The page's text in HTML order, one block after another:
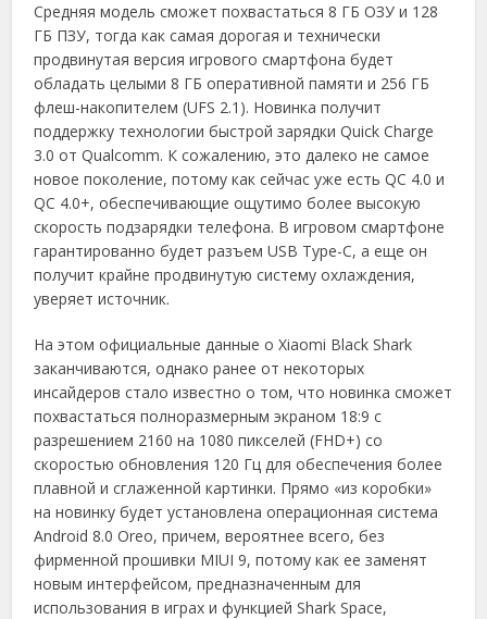
Средняя модель сможет похвастаться 8 ГБ ОЗУ и 128
ГБ ПЗУ, тогда как самая дорогая и технически
продвинутая версия игрового смартфона будет
обладать целыми 8 ГБ оперативной памяти и 256 ГБ
флеш-накопителем (UFS 2.1). Новинка получит
поддержку технологии быстрой зарядки Quick Charge
3.0 от Qualcomm. К сожалению, это далеко не самое
новое поколение, потому как сейчас уже есть QC 4.0 и
QC 4.0+, обеспечивающие ощутимо более высокую
скорость подзарядки телефона. В игровом смартфоне
гарантированно будет разъем USB Type-C, а еще он
получит крайне продвинутую систему охлаждения,
уверяет источник.
На этом официальные данные о Xiaomi Black Shark
заканчиваются, однако ранее от некоторых
инсайдеров стало известно о том, что новинка сможет
похвастаться полноразмерным экраном 18:9 с
разрешением 2160 на 1080 пикселей (FHD+) со
скоростью обновления 120 Гц для обеспечения более
плавной и сглаженной картинки. Прямо «из коробки»
на новинку будет установлена операционная система
Android 8.0 Oreo, причем, вероятнее всего, без
фирменной прошивки MIUI 9, потому как ее заменят
новым интерфейсом, предназначенным для
использования в играх и функцией Shark Space,